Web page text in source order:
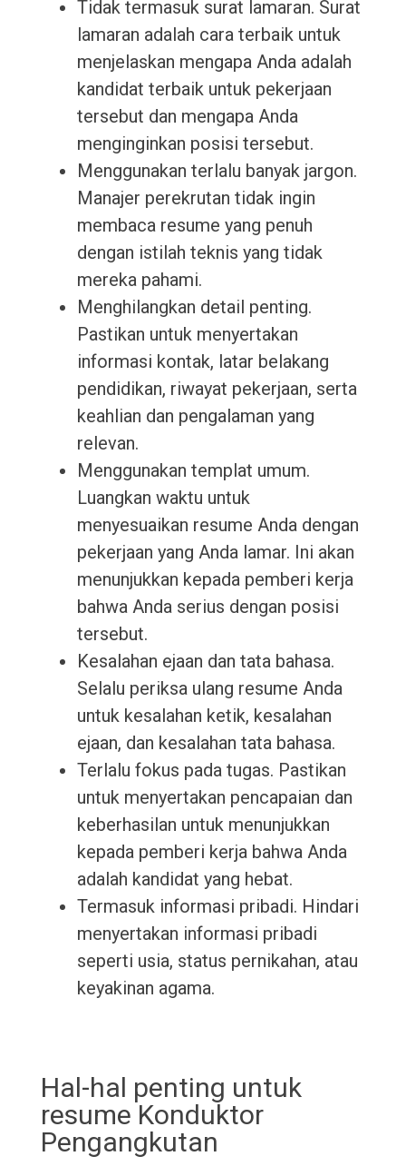
Tidak termasuk surat lamaran. Surat
lamaran adalah cara terbaik untuk
menjelaskan mengapa Anda adalah
kandidat terbaik untuk pekerjaan
tersebut dan mengapa Anda
menginginkan posisi tersebut.
Menggunakan terlalu banyak jargon.
Manajer perekrutan tidak ingin
membaca resume yang penuh
dengan istilah teknis yang tidak
mereka pahami.
Menghilangkan detail penting.
Pastikan untuk menyertakan
informasi kontak, latar belakang
pendidikan, riwayat pekerjaan, serta
keahlian dan pengalaman yang
relevan.
Menggunakan templat umum.
Luangkan waktu untuk
menyesuaikan resume Anda dengan
pekerjaan yang Anda lamar. Ini akan
menunjukkan kepada pemberi kerja
bahwa Anda serius dengan posisi
tersebut.
Kesalahan ejaan dan tata bahasa.
Selalu periksa ulang resume Anda
untuk kesalahan ketik, kesalahan
ejaan, dan kesalahan tata bahasa.
Terlalu fokus pada tugas. Pastikan
untuk menyertakan pencapaian dan
keberhasilan untuk menunjukkan
kepada pemberi kerja bahwa Anda
adalah kandidat yang hebat.
Termasuk informasi pribadi. Hindari
menyertakan informasi pribadi
seperti usia, status pernikahan, atau
keyakinan agama.
Hal-hal penting untuk
resume Konduktor
Pengangkutan